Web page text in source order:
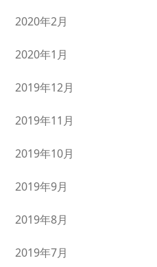
2020年2月
2020年1月
2019年12月
2019年11月
2019年10月
2019年9月
2019年8月
2019年7月